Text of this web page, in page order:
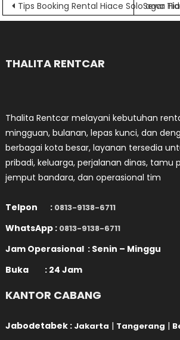
Navigasi
Tips Booking Rental Hiace Solo agar
Sewa
THALITA RENTCAR
Thalita Rentcar melayani kebutuhan
mingguan, bulanan, lepas kunci, dan
berbagai kota besar, layanan tersedia
pribadi, keluarga, perjalanan dinas, tamu
jemput bandara, dan operasional tim
Telpon : 0813-9138-6711
WhatsApp : 0813-9138-6711
Jam Operasional : Senin – Minggu
Buka : 24 Jam
KANTOR CABANG
Jabodetabek : Jakarta | Tangerang |